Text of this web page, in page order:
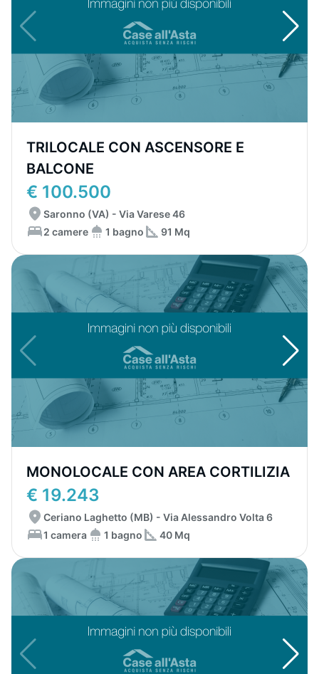
TRILOCALE CON ASCENSORE E
BALCONE
€ 100.500
Saronno (VA) - Via Varese 46
2 camere
1 bagno 91 Mq
MONOLOCALE CON AREA CORTILIZIA
€ 19.243
Ceriano Laghetto (MB) - Via Alessandro Volta 6
1 camera
1 bagno 40 Mq